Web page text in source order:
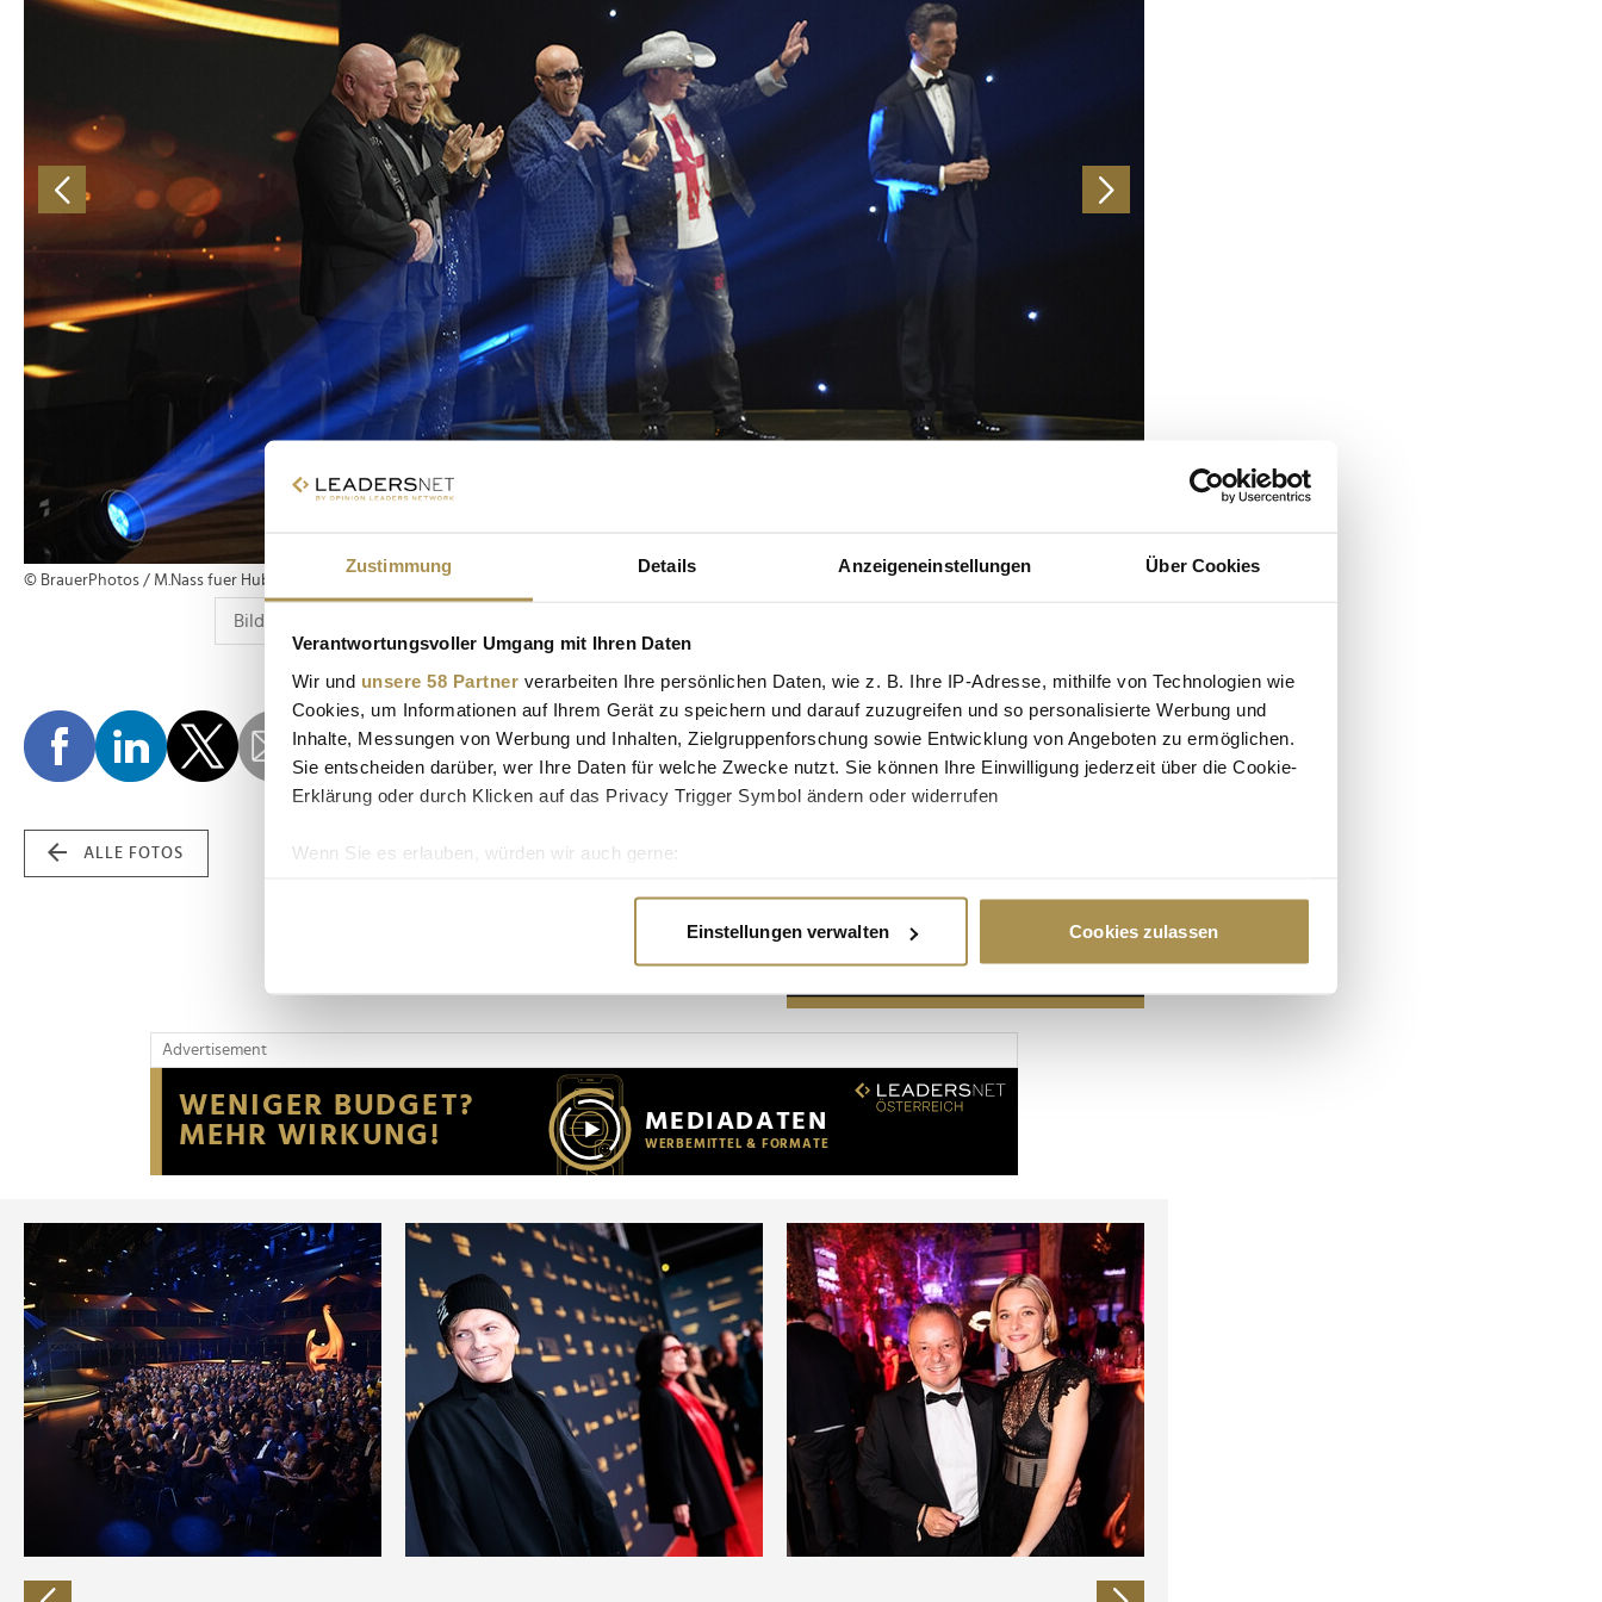
Zustimmung Details Anzeigeneinstellungen Über Cookies
Verantwortungsvoller Umgang mit Ihren Daten
Wir und unsere 58 Partner verarbeiten Ihre persönlichen Daten, wie z. B. Ihre IP-Adresse, mithilfe von Technologien wie
Cookies, um Informationen auf Ihrem Gerät zu speichern und darauf zuzugreifen und so personalisierte Werbung und
Inhalte, Messungen von Werbung und Inhalten, Zielgruppenforschung sowie Entwicklung von Angeboten zu ermöglichen.
Sie entscheiden darüber, wer Ihre Daten für welche Zwecke nutzt. Sie können Ihre Einwilligung jederzeit über die Cookie-
Erklärung oder durch Klicken auf das Privacy Trigger Symbol ändern oder widerrufen
Wenn Sie es erlauben, würden wir auch gerne:
Erfahren Sie mehr darüber, wie Ihre persönlichen Daten verarbeitet werden, und legen Sie Ihre Präferenzen im
Wir verwenden Cookies, um Inhalte und Anzeigen zu personalisieren, Funktionen für soziale Medien anbieten zu können
Website an unsere Partner für soziale Medien, Werbung und Analysen weiter. Unsere Partner führen diese Informationen
möglicherweise mit weiteren Daten zusammen, die Sie ihnen bereitgestellt haben oder die sie im Rahmen Ihrer Nutzung
der Dienste gesammelt haben.
Einstellungen verwalten Cookies zulassen
© BrauerPhotos / M.Nass fuer Hubert Burda Media
ALLE FOTOS
Advertisement
Advertisement